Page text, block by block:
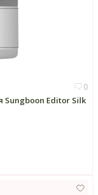
0
Sungboon Editor Silk